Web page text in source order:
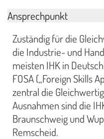
Ansprechpunkt
Zuständig für die
die Industrie- und
meisten IHK in
FOSA („Foreign Skills
zentral die
Ausnahmen sind die
Braunschweig und
Remscheid.